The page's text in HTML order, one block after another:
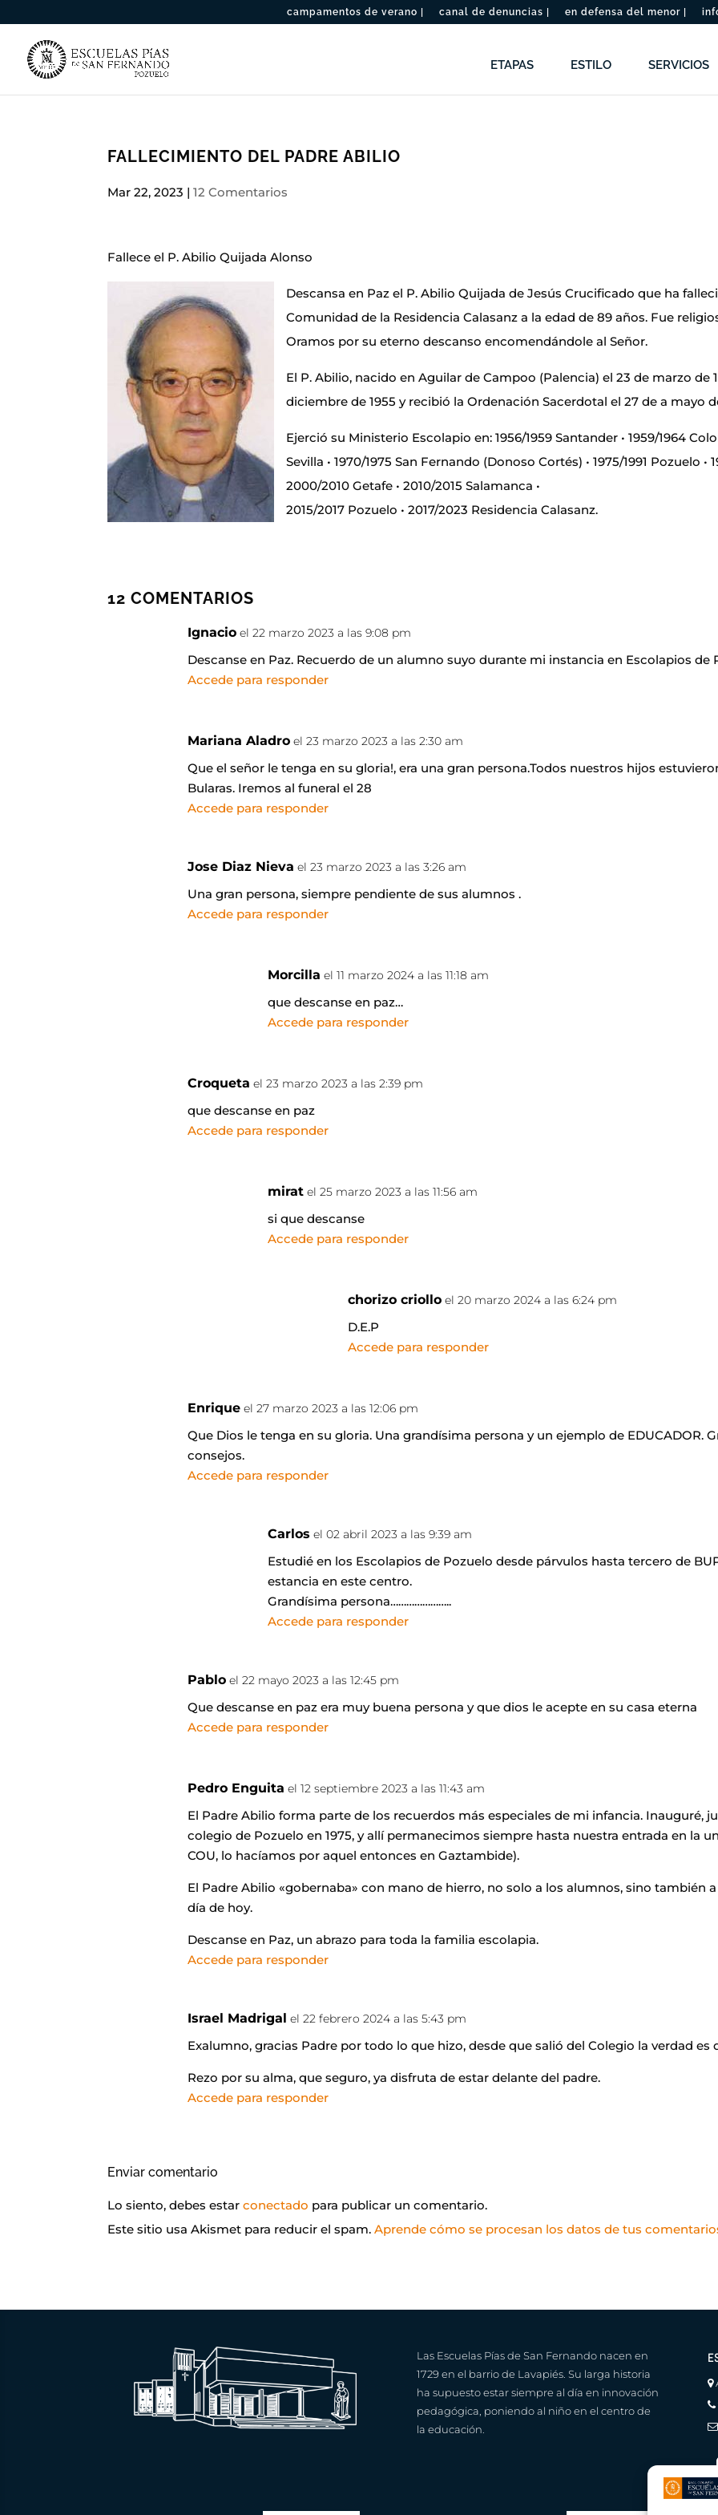
campamentos de verano | canal de denuncias | en defensa del menor |
ETAPAS ESTILO SERVICIOS
FALLECIMIENTO DEL PADRE ABILIO
Mar 22, 2023 |12 Comentarios
Fallece el P. Abilio Quijada Alonso
Descansa en Paz el P. Abilio Quijada de Jesús Crucificado que ha
Comunidad de la Residencia Calasanz a la edad de 89 años. Fue
Oramos por su eterno descanso encomendándole al Señor.
El P. Abilio, nacido en Aguilar de Campoo (Palencia) el 23 de marzo de
diciembre de 1955 y recibió la Ordenación Sacerdotal el 27 de a mayo
Ejerció su Ministerio Escolapio en: 1956/1959 Santander • 1959/1964
Sevilla • 1970/1975 San Fernando (Donoso Cortés) • 1975/1991 Pozuelo •
2000/2010 Getafe • 2010/2015 Salamanca •
2015/2017 Pozuelo • 2017/2023 Residencia Calasanz.
12 COMENTARIOS
Ignacio el 22 marzo 2023 a las 9:08 pm
Descanse en Paz. Recuerdo de un alumno suyo durante mi instancia en Escolapios de
Accede para responder
Mariana Aladro el 23 marzo 2023 a las 2:30 am
Que el señor le tenga en su gloria!, era una gran persona.Todos nuestros hijos
Bularas. Iremos al funeral el 28
Accede para responder
Jose Diaz Nieva el 23 marzo 2023 a las 3:26 am
Una gran persona, siempre pendiente de sus alumnos .
Accede para responder
Morcilla el 11 marzo 2024 a las 11:18 am
que descanse en paz…
Accede para responder
Croqueta el 23 marzo 2023 a las 2:39 pm
que descanse en paz
Accede para responder
mirat el 25 marzo 2023 a las 11:56 am
si que descanse
Accede para responder
chorizo criollo el 20 marzo 2024 a las 6:24 pm
D.E.P
Accede para responder
Enrique el 27 marzo 2023 a las 12:06 pm
Que Dios le tenga en su gloria. Una grandísima persona y un ejemplo de EDUCADOR.
consejos.
Accede para responder
Carlos el 02 abril 2023 a las 9:39 am
Estudié en los Escolapios de Pozuelo desde párvulos hasta tercero de
estancia en este centro.
Grandísima persona…………………..
Accede para responder
Pablo el 22 mayo 2023 a las 12:45 pm
Que descanse en paz era muy buena persona y que dios le acepte en su casa eterna
Accede para responder
Pedro Enguita el 12 septiembre 2023 a las 11:43 am
El Padre Abilio forma parte de los recuerdos más especiales de mi infancia. Inauguré,
colegio de Pozuelo en 1975, y allí permanecimos siempre hasta nuestra entrada en la
COU, lo hacíamos por aquel entonces en Gaztambide).
El Padre Abilio «gobernaba» con mano de hierro, no solo a los alumnos, sino también
día de hoy.
Descanse en Paz, un abrazo para toda la familia escolapia.
Accede para responder
Israel Madrigal el 22 febrero 2024 a las 5:43 pm
Exalumno, gracias Padre por todo lo que hizo, desde que salió del Colegio la verdad es
Rezo por su alma, que seguro, ya disfruta de estar delante del padre.
Accede para responder
Enviar comentario
Lo siento, debes estarconectado para publicar un comentario.
Este sitio usa Akismet para reducir el spam.Aprende cómo se procesan los datos de tus
Las Escuelas Pías de San Fernando nacen en
1729 en el barrio de Lavapiés. Su larga historia
ha supuesto estar siempre al día en innovación
pedagógica, poniendo al niño en el centro de
la educación.